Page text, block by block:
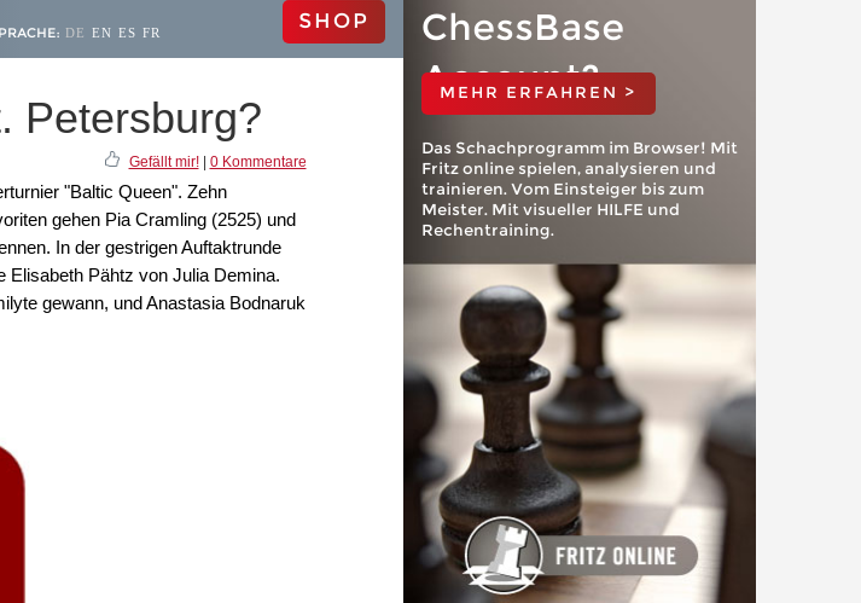
DE EN ES FR SHOP
Petersburg?
Gefällt mir!| 0 Kommentare
"Baltic Queen". Zehn
gehen Pia Cramling (2525) und
In der gestrigen Auftaktrunde
Elisabeth Pähtz von Julia Demina.
gewann, und Anastasia Bodnaruk
ChessBase
Account?
MEHR ERFAHREN >
Das Schachprogramm im Browser! Mit
Fritz online spielen, analysieren und
trainieren. Vom Einsteiger bis zum
Meister. Mit visueller HILFE und
Rechentraining.